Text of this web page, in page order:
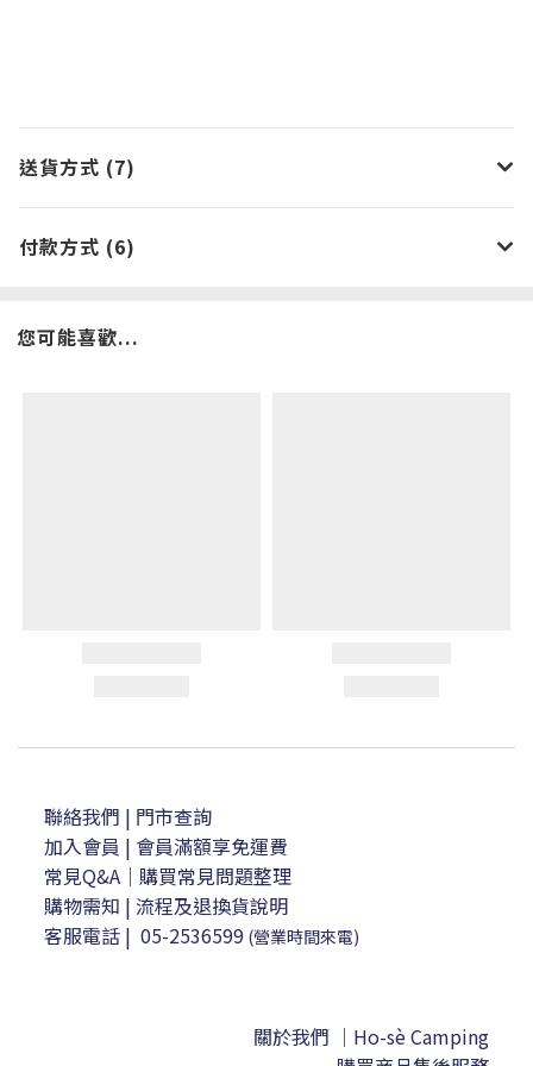
送貨方式 (7)
付款方式 (6)
您可能喜歡...
聯絡我們 | 門市查詢
加入會員 | 會員滿額享免運費
常見Q&A｜購買常見問題整理
購物需知 | 流程及退換貨說明
客服電話 | 05-2536599 (營業時間來電)
關於我們 ｜Ho-sè Camping